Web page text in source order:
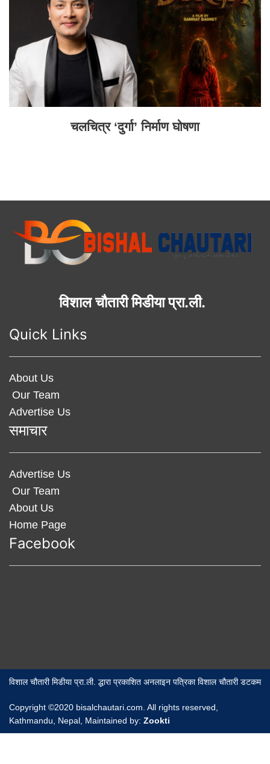
चलचित्र ‘दुर्गा’ निर्माण घोषणा
विशाल चौतारी मिडीया प्रा.ली.
Quick Links
About Us
Our Team
Advertise Us
समाचार
Advertise Us
Our Team
About Us
Home Page
Facebook
विशाल चौतारी मिडीया प्रा.ली. द्धारा प्रकाशित अनलाइन पत्रिका विशाल चौतारी डटकम
Copyright ©2020 bisalchautari.com. All rights reserved,
Kathmandu, Nepal, Maintained by: Zookti